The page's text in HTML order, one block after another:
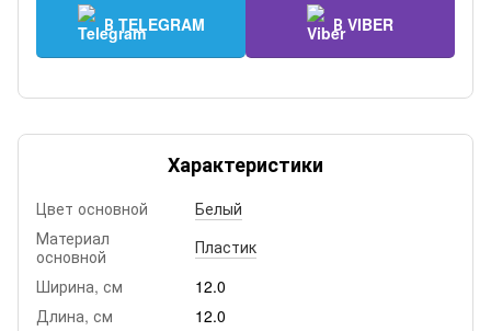
В TELEGRAM В VIBER
Характеристики
Цвет основной
Белый
Материал
основной
Пластик
Ширина, см
12.0
Длина, см
12.0